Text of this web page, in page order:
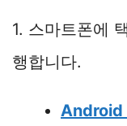
1. 스마트폰에
행합니다.
Android